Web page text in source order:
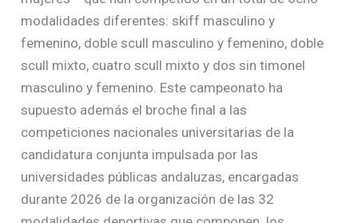
modalidades diferentes: skiff masculino y
femenino, doble scull masculino y femenino, doble
scull mixto, cuatro scull mixto y dos sin timonel
masculino y femenino. Este campeonato ha
supuesto además el broche final a las
competiciones nacionales universitarias de la
candidatura conjunta impulsada por las
universidades públicas andaluzas, encargadas
durante 2026 de la organización de las 32